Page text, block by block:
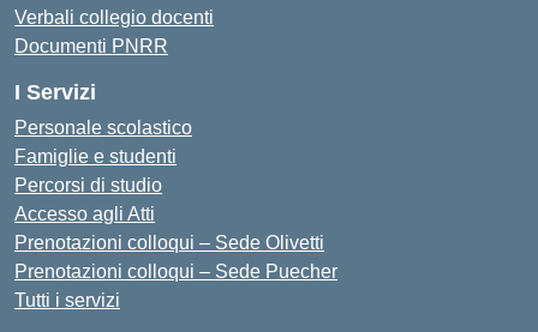
Verbali collegio docenti
Documenti PNRR
I Servizi
Personale scolastico
Famiglie e studenti
Percorsi di studio
Accesso agli Atti
Prenotazioni colloqui – Sede Olivetti
Prenotazioni colloqui – Sede Puecher
Tutti i servizi